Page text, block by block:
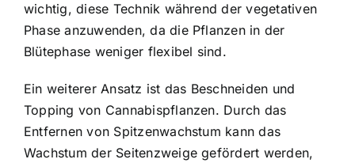
wichtig, diese Technik während der vegetativen
Phase anzuwenden, da die Pflanzen in der
Blütephase weniger flexibel sind.
Ein weiterer Ansatz ist das Beschneiden und
Topping von Cannabispflanzen. Durch das
Entfernen von Spitzenwachstum kann das
Wachstum der Seitenzweige gefördert werden,